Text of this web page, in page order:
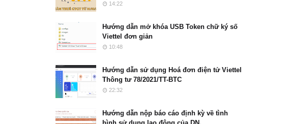
14:22
Hướng dẫn mở khóa USB Token chữ ký số
Viettel đơn giản
10:48
Hướng dẫn sử dụng Hoá đơn điện tử Viettel
Thông tư 78/2021/TT-BTC
22:32
Hướng dẫn nộp báo cáo định kỳ về tình